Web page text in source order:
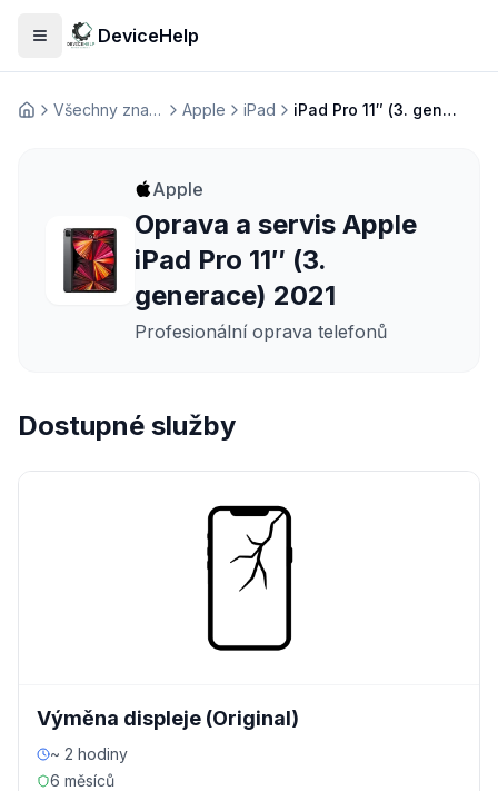
Otevřít menuDeviceHelp
Домашня Všechny značky Apple iPad iPad Pro 11″ (3. generace) 2021
Apple
Oprava a servis Apple
iPad Pro 11″ (3.
generace) 2021
Profesionální oprava telefonů
Dostupné služby
Výměna displeje (Original)
~ 2 hodiny
6 měsíců